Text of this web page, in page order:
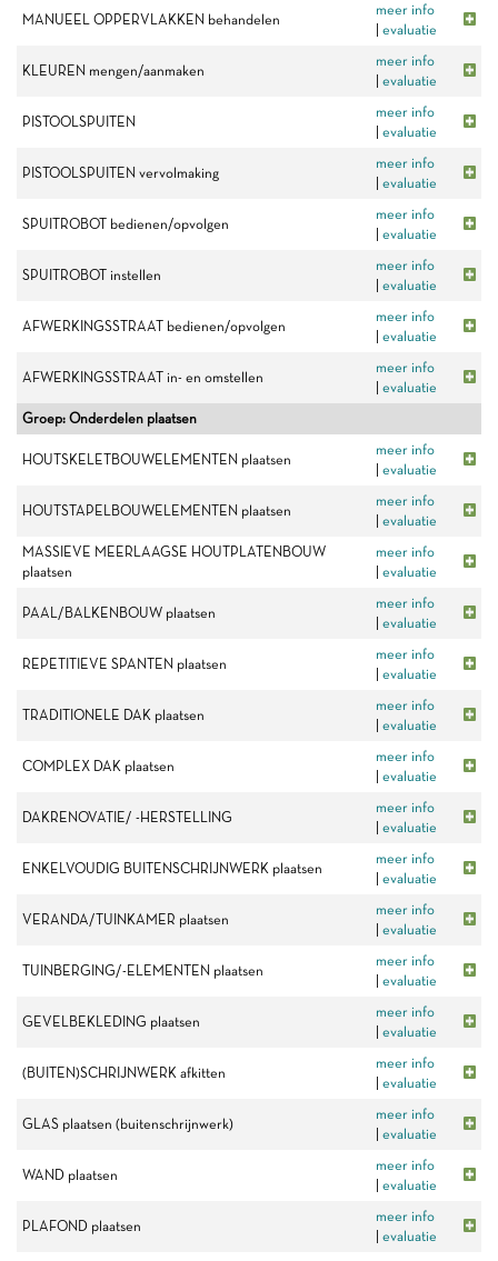
MANUEEL OPPERVLAKKEN behandelen
meer info
evaluatie
KLEUREN mengen/aanmaken
meer info
evaluatie
PISTOOLSPUITEN
meer info
evaluatie
PISTOOLSPUITEN vervolmaking
meer info
evaluatie
SPUITROBOT bedienen/opvolgen
meer info
evaluatie
SPUITROBOT instellen
meer info
evaluatie
AFWERKINGSSTRAAT bedienen/opvolgen
meer info
evaluatie
AFWERKINGSSTRAAT in- en omstellen
meer info
evaluatie
Groep: Onderdelen plaatsen
HOUTSKELETBOUWELEMENTEN plaatsen
meer info
evaluatie
HOUTSTAPELBOUWELEMENTEN plaatsen
meer info
evaluatie
MASSIEVE MEERLAAGSE HOUTPLATENBOUW
plaatsen
meer info
evaluatie
PAAL/BALKENBOUW plaatsen
meer info
evaluatie
REPETITIEVE SPANTEN plaatsen
meer info
evaluatie
TRADITIONELE DAK plaatsen
meer info
evaluatie
COMPLEX DAK plaatsen
meer info
evaluatie
DAKRENOVATIE/ -HERSTELLING
meer info
evaluatie
ENKELVOUDIG BUITENSCHRIJNWERK plaatsen
meer info
evaluatie
VERANDA/TUINKAMER plaatsen
meer info
evaluatie
TUINBERGING/-ELEMENTEN plaatsen
meer info
evaluatie
GEVELBEKLEDING plaatsen
meer info
evaluatie
(BUITEN)SCHRIJNWERK afkitten
meer info
evaluatie
GLAS plaatsen (buitenschrijnwerk)
meer info
evaluatie
WAND plaatsen
meer info
evaluatie
PLAFOND plaatsen
meer info
evaluatie